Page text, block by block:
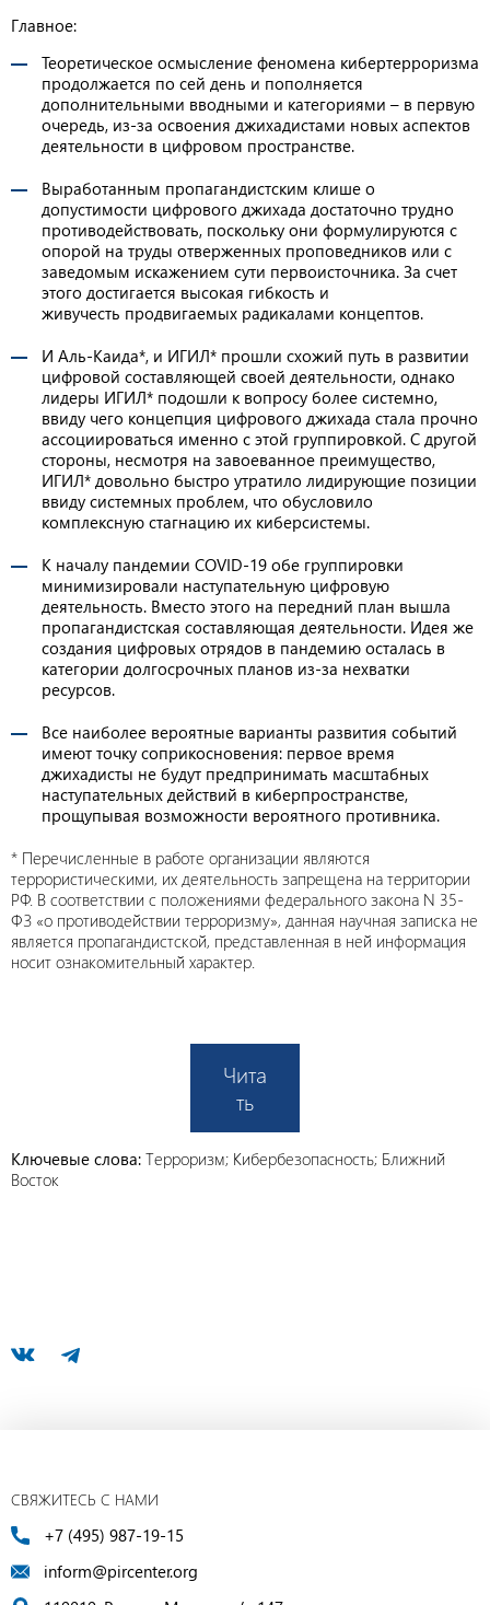
Главное:
Теоретическое осмысление феномена кибертерроризма
продолжается по сей день и пополняется
дополнительными вводными и категориями – в первую
очередь, из-за освоения джихадистами новых аспектов
деятельности в цифровом пространстве.
Выработанным пропагандистским клише о
допустимости цифрового джихада достаточно трудно
противодействовать, поскольку они формулируются с
опорой на труды отверженных проповедников или с
заведомым искажением сути первоисточника. За счет
этого достигается высокая гибкость и
живучесть продвигаемых радикалами концептов.
И Аль-Каида*, и ИГИЛ* прошли схожий путь в развитии
цифровой составляющей своей деятельности, однако
лидеры ИГИЛ* подошли к вопросу более системно,
ввиду чего концепция цифрового джихада стала прочно
ассоциироваться именно с этой группировкой. С другой
стороны, несмотря на завоеванное преимущество,
ИГИЛ* довольно быстро утратило лидирующие позиции
ввиду системных проблем, что обусловило
комплексную стагнацию их киберсистемы.
К началу пандемии COVID-19 обе группировки
минимизировали наступательную цифровую
деятельность. Вместо этого на передний план вышла
пропагандистская составляющая деятельности. Идея же
создания цифровых отрядов в пандемию осталась в
категории долгосрочных планов из-за нехватки
ресурсов.
Все наиболее вероятные варианты развития событий
имеют точку соприкосновения: первое время
джихадисты не будут предпринимать масштабных
наступательных действий в киберпространстве,
прощупывая возможности вероятного противника.
* Перечисленные в работе организации являются
террористическими, их деятельность запрещена на территории
РФ. В соответствии с положениями федерального закона N 35-
ФЗ «о противодействии терроризму», данная научная записка не
является пропагандистской, представленная в ней информация
носит ознакомительный характер.
Чита
ть
Ключевые слова: Терроризм; Кибербезопасность; Ближний
Восток
СВЯЖИТЕСЬ С НАМИ
+7 (495) 987-19-15
inform@pircenter.org